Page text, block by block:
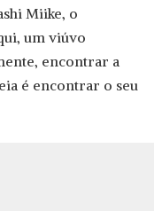
Miike, o
um viúvo
encontrar a
é encontrar o seu